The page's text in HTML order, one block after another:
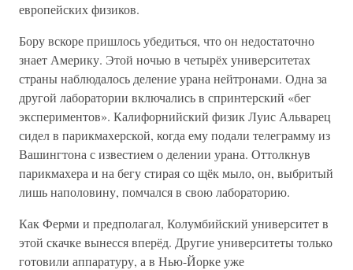
европейских физиков.
Бору вскоре пришлось убедиться, что он недостаточно
знает Америку. Этой ночью в четырёх университетах
страны наблюдалось деление урана нейтронами. Одна за
другой лаборатории включались в спринтерский «бег
экспериментов». Калифорнийский физик Луис Альварец
сидел в парикмахерской, когда ему подали телеграмму из
Вашингтона с известием о делении урана. Оттолкнув
парикмахера и на бегу стирая со щёк мыло, он, выбритый
лишь наполовину, помчался в свою лабораторию.
Как Ферми и предполагал, Колумбийский университет в
этой скачке вынесся вперёд. Другие университеты только
готовили аппаратуру, а в Нью-Йорке уже